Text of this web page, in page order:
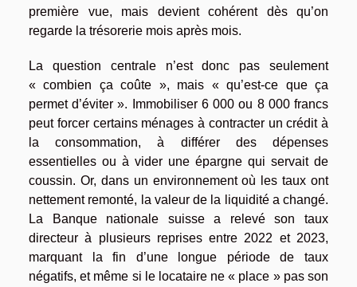
première vue, mais devient cohérent dès qu’on
regarde la trésorerie mois après mois.
La question centrale n’est donc pas seulement
« combien ça coûte », mais « qu’est-ce que ça
permet d’éviter ». Immobiliser 6 000 ou 8 000 francs
peut forcer certains ménages à contracter un crédit à
la consommation, à différer des dépenses
essentielles ou à vider une épargne qui servait de
coussin. Or, dans un environnement où les taux ont
nettement remonté, la valeur de la liquidité a changé.
La Banque nationale suisse a relevé son taux
directeur à plusieurs reprises entre 2022 et 2023,
marquant la fin d’une longue période de taux
négatifs, et même si le locataire ne « place » pas son